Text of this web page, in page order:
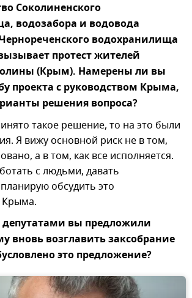
Соколиненского
водозабора и водовода
водохранилища
протест жителей
(Крым). Намерены ли вы
проекта с руководством Крыма,
решения вопроса?
такое решение, то на это были
Я вижу основной риск не в том,
а в том, как все исполняется.
с людьми, давать
обсудить это
Крыма.
депутатами вы предложили
вновь возглавить заксобрание
это предложение?